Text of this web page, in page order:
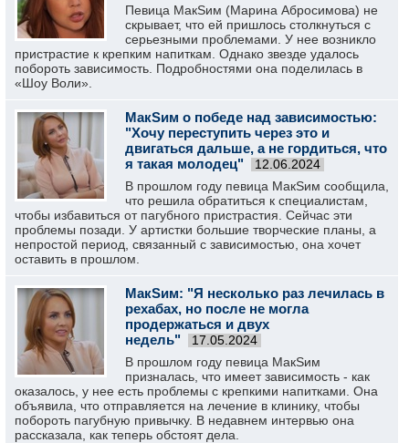
Певица МакSим (Марина Абросимова) не
скрывает, что ей пришлось столкнуться с
серьезными проблемами. У нее возникло
пристрастие к крепким напиткам. Однако звезде удалось
побороть зависимость. Подробностями она поделилась в
«Шоу Воли».
МакSим о победе над зависимостью:
"Хочу переступить через это и
двигаться дальше, а не гордиться, что
я такая молодец"
12.06.2024
В прошлом году певица МакSим сообщила,
что решила обратиться к специалистам,
чтобы избавиться от пагубного пристрастия. Сейчас эти
проблемы позади. У артистки большие творческие планы, а
непростой период, связанный с зависимостью, она хочет
оставить в прошлом.
МакSим: "Я несколько раз лечилась в
рехабах, но после не могла
продержаться и двух
недель"
17.05.2024
В прошлом году певица МакSим
призналась, что имеет зависимость - как
оказалось, у нее есть проблемы с крепкими напитками. Она
объявила, что отправляется на лечение в клинику, чтобы
побороть пагубную привычку. В недавнем интервью она
рассказала, как теперь обстоят дела.